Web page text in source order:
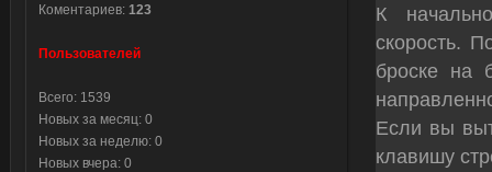
К
скорость.
броске на
Если вы
клавишу
Коментариев: 123
Пользователей
Всего: 1539
Новых за месяц: 0
Новых за неделю: 0
Новых вчера: 0